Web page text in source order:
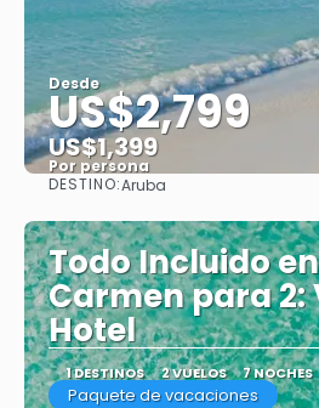
Desde
US$2,799
US$1,399
Por persona
DESTINO:Aruba
Todo Incluido
Carmen para 2:
Hotel
1 DESTINOS 2 VUELOS 7 NOCHES
Paquete de vacaciones